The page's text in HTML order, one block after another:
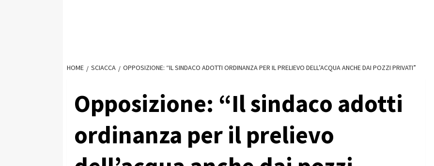
HOME SCIACCA OPPOSIZIONE: “IL SINDACO ADOTTI ORDINANZA PER IL PRELIEVO DELL’ACQUA ANCHE DAI POZZI PRIVATI”
Opposizione: “Il sindaco adotti
ordinanza per il prelievo